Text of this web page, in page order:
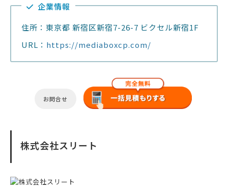
企業情報
住所：東京都 新宿区新宿7-26-7 ビクセル新宿1F
URL： https://mediaboxcp.com/
お問合せ
株式会社スリート